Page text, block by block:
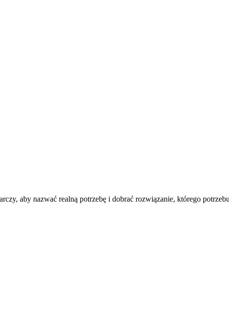
aby nazwać realną potrzebę i dobrać rozwiązanie, którego